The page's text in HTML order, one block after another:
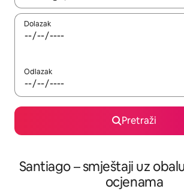
Dolazak
Odlazak
Pretraži
Santiago – smještaji uz
ocjenama